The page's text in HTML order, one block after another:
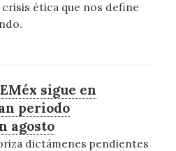
ética que nos define
sigue en
periodo
agosto
dictámenes pendientes